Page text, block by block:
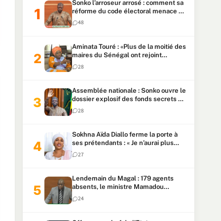
Sonko l’arroseur arrosé : comment sa
réforme du code électoral menace sa
candidature
48
Aminata Touré : «Plus de la moitié des
maires du Sénégal ont rejoint
Kiiraay»
28
Assemblée nationale : Sonko ouvre le
dossier explosif des fonds secrets et
du patrimoine présidentiel
28
Sokhna Aïda Diallo ferme la porte à
ses prétendants : « Je n’aurai plus
jamais un autre mari »
27
Lendemain du Magal : 179 agents
absents, le ministre Mamadou
Lamine Dianté exige des explications
24